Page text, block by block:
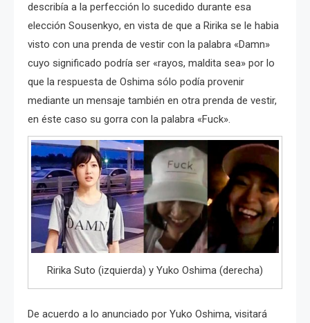
describía a la perfección lo sucedido durante esa
elección Sousenkyo, en vista de que a Ririka se le habia
visto con una prenda de vestir con la palabra «Damn»
cuyo significado podría ser «rayos, maldita sea» por lo
que la respuesta de Oshima sólo podía provenir
mediante un mensaje también en otra prenda de vestir,
en éste caso su gorra con la palabra «Fuck».
Ririka Suto (izquierda) y Yuko Oshima (derecha)
De acuerdo a lo anunciado por Yuko Oshima, visitará